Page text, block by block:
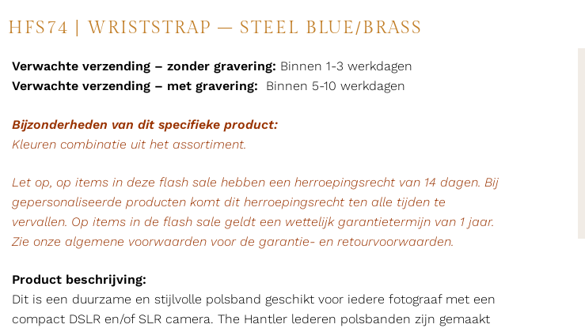
HFS74 | WRISTSTRAP – STEEL BLUE/BRASS
Verwachte verzending – zonder gravering: Binnen 1-3 werkdagen
Verwachte verzending – met gravering: Binnen 5-10 werkdagen
Bijzonderheden van dit specifieke product:
Kleuren combinatie uit het assortiment.
Let op, op items in deze flash sale hebben een herroepingsrecht van 14 dagen. Bij
gepersonaliseerde producten komt dit herroepingsrecht ten alle tijden te
vervallen. Op items in de flash sale geldt een wettelijk garantietermijn van 1 jaar.
Zie onze algemene voorwaarden voor de garantie- en retourvoorwaarden.
Product beschrijving:
Dit is een duurzame en stijlvolle polsband geschikt voor iedere fotograaf met een
compact DSLR en/of SLR camera. The Hantler lederen polsbanden zijn gemaakt